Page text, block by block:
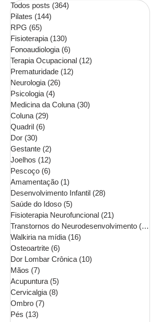
Todos posts (364)
Pilates (144)
RPG (65)
Fisioterapia (130)
Fonoaudiologia (6)
Terapia Ocupacional (12)
Prematuridade (12)
Neurologia (26)
Psicologia (4)
Medicina da Coluna (30)
Coluna (29)
Quadril (6)
Dor (30)
Gestante (2)
Joelhos (12)
Pescoço (6)
Amamentação (1)
Desenvolvimento Infantil (28)
Saúde do Idoso (5)
Fisioterapia Neurofuncional (21)
Transtornos do Neurodesenvolvimento (16)
Walkiria na mídia (16)
Osteoartrite (6)
Dor Lombar Crônica (10)
Mãos (7)
Acupuntura (5)
Cervicalgia (8)
Ombro (7)
Pés (13)